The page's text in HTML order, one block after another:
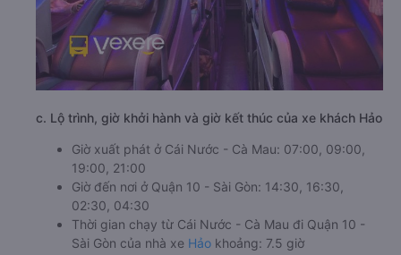
c. Lộ trình, giờ khởi hành và giờ kết thúc của xe khách Hảo
Giờ xuất phát ở Cái Nước - Cà Mau: 07:00, 09:00,
19:00, 21:00
Giờ đến nơi ở Quận 10 - Sài Gòn: 14:30, 16:30,
02:30, 04:30
Thời gian chạy từ Cái Nước - Cà Mau đi Quận 10 -
Sài Gòn của nhà xe Hảo khoảng: 7.5 giờ